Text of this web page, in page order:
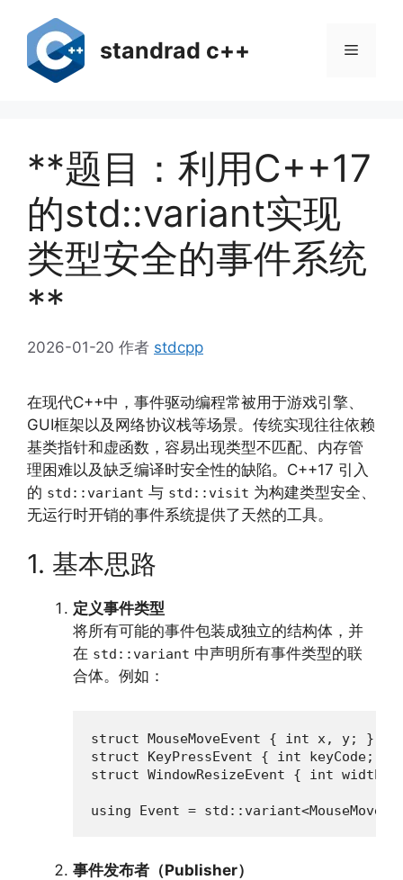
standrad c++ 菜
**题目：利用C++17
的std::variant实现
类型安全的事件系统
**
2026-01-20 作者 stdcpp
在现代C++中，事件驱动编程常被用于游戏引擎、
GUI框架以及网络协议栈等场景。传统实现往往依赖
基类指针和虚函数，容易出现类型不匹配、内存管
理困难以及缺乏编译时安全性的缺陷。C++17 引入
的 std::variant 与 std::visit 为构建类型安全、
无运行时开销的事件系统提供了天然的工具。
1. 基本思路
定义事件类型
将所有可能的事件包装成独立的结构体，并
在 std::variant 中声明所有事件类型的联
合体。例如：
struct MouseMoveEvent { int x, y; };
struct KeyPressEvent { int keyCode; };
struct WindowResizeEvent { int
using Event =
事件发布者（Publisher）